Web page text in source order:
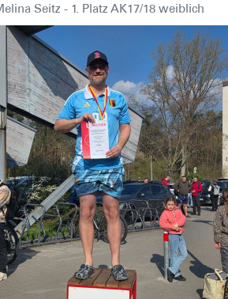
Seitz - 1. Platz AK17/18 weiblich